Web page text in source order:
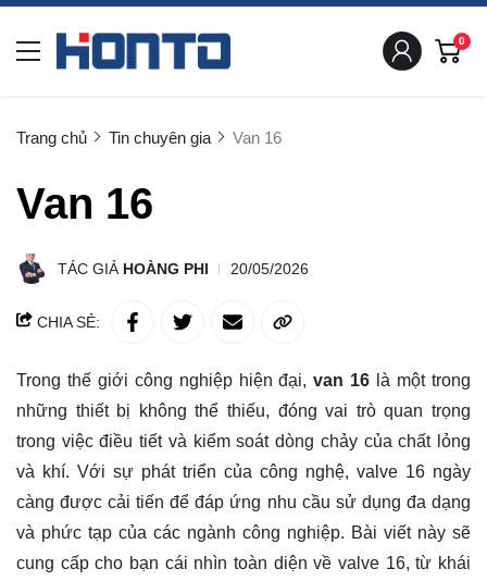
0
Trang chủ Tin chuyên gia Van 16
Van 16
TÁC GIẢ HOÀNG PHI 20/05/2026
CHIA SẺ:
Trong thế giới công nghiệp hiện đại, van 16 là một trong
những thiết bị không thể thiếu, đóng vai trò quan trọng
trong việc điều tiết và kiểm soát dòng chảy của chất lỏng
và khí. Với sự phát triển của công nghệ, valve 16 ngày
càng được cải tiến để đáp ứng nhu cầu sử dụng đa dạng
và phức tạp của các ngành công nghiệp. Bài viết này sẽ
cung cấp cho bạn cái nhìn toàn diện về valve 16, từ khái